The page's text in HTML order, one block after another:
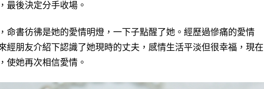
最後決定分手收場。
命書彷彿是她的愛情明燈，一下子點醒了她。經歷過慘痛的愛情
經朋友介紹下認識了她現時的丈夫，感情生活平淡但很幸福，現在
使她再次相信愛情。